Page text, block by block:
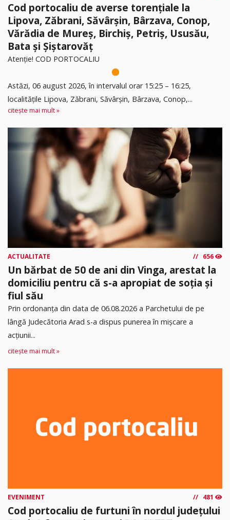
Cod portocaliu de averse torențiale la
Lipova, Zăbrani, Săvârșin, Bârzava, Conop,
Vărădia de Mureș, Birchiș, Petriș, Ususău,
Bata și Șiștarovăț
Atenție! COD PORTOCALIU
Astăzi, 06 august 2026, în intervalul orar 15:25 – 16:25,
localitățile Lipova, Zăbrani, Săvârșin, Bârzava, Conop,...
citește mai mult »
ACTUALITATE 656
Un bărbat de 50 de ani din Vinga, arestat la
domiciliu pentru că s-a apropiat de soția și
fiul său
Prin ordonanța din data de 06.08.2026 a Parchetului de pe
lângă Judecătoria Arad s-a dispus punerea în mişcare a
acţiunii...
citește mai mult »
EVENIMENT 481
Cod portocaliu de furtuni în nordul județului